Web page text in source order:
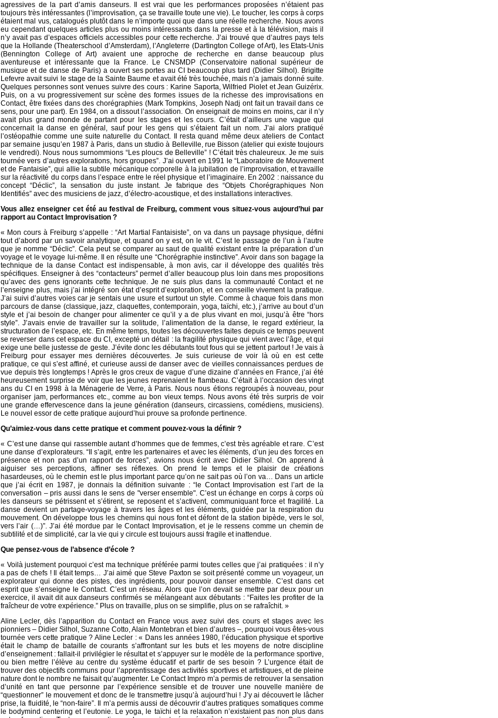
agressives de la part d’amis danseurs. Il est vrai que les performances proposées n’étaient pas
toujours très intéressantes (l’improvisation, ça se travaille toute une vie). Le toucher, les corps à corps
étaient mal vus, catalogués plutôt dans le n’importe quoi que dans une réelle recherche. Nous avons
eu cependant quelques articles plus ou moins intéressants dans la presse et à la télévision, mais il
n’y avait pas d’espaces officiels accessibles pour cette recherche. J’ai trouvé que d’autres pays tels
que la Hollande (Theaterschool d’Amsterdam), l’Angleterre (Dartington College of Art), les Etats-Unis
(Bennington College of Art) avaient une approche de recherche en danse beaucoup plus
aventureuse et intéressante que la France. Le CNSMDP (Conservatoire national supérieur de
musique et de danse de Paris) a ouvert ses portes au CI beaucoup plus tard (Didier Silhol). Brigitte
Lefevre avait suivi le stage de la Sainte Baume et avait été très touchée, mais n’a jamais donné suite.
Quelques personnes sont venues suivre des cours : Karine Saporta, Wilfried Piolet et Jean Guizérix.
Puis, on a vu progressivement sur scène des formes issues de la richesse des improvisations en
Contact, être fixées dans des chorégraphies (Mark Tompkins, Joseph Nadj ont fait un travail dans ce
sens, pour une part). En 1984, on a dissout l’association. On enseignait de moins en moins, car il n’y
avait plus grand monde de partant pour les stages et les cours. C’était d’ailleurs une vague qui
concernait la danse en général, sauf pour les gens qui s’étaient fait un nom. J’ai alors pratiqué
l’ostéopathie comme une suite naturelle du Contact. Il resta quand même deux ateliers de Contact
par semaine jusqu’en 1987 à Paris, dans un studio à Belleville, rue Bisson (atelier qui existe toujours
le vendredi). Nous nous surnommions “Les ploucs de Belleville” ! C’était très chaleureux. Je me suis
tournée vers d’autres explorations, hors groupes”. J’ai ouvert en 1991 le “Laboratoire de Mouvement
et de Fantaisie”, qui allie la subtile mécanique corporelle à la jubilation de l’improvisation, et travaille
sur la réactivité du corps dans l’espace entre le réel physique et l’imaginaire. En 2002 : naissance du
concept “Déclic”, la sensation du juste instant. Je fabrique des “Objets Chorégraphiques Non
Identifiés” avec des musiciens de jazz, d’électro-acoustique, et des installations interactives.
Vous allez enseigner cet été au festival de Freiburg, comment vous situez-vous aujourd’hui par
rapport au Contact Improvisation ?
« Mon cours à Freiburg s’appelle : “Art Martial Fantaisiste”, on va dans un paysage physique, défini
tout d’abord par un savoir analytique, et quand on y est, on le vit. C’est le passage de l’un à l’autre
que je nomme “Déclic”. Cela peut se comparer au saut de qualité existant entre la préparation d’un
voyage et le voyage lui-même. Il en résulte une “Chorégraphie instinctive”. Avoir dans son bagage la
technique de la danse Contact est indispensable, à mon avis, car il développe des qualités très
spécifiques. Enseigner à des “contacteurs” permet d’aller beaucoup plus loin dans mes propositions
qu’avec des gens ignorants cette technique. Je ne suis plus dans la communauté Contact et ne
l’enseigne plus, mais j’ai intégré son état d’esprit d’exploration, et en conseille vivement la pratique.
J’ai suivi d’autres voies car je sentais une usure et surtout un style. Comme à chaque fois dans mon
parcours de danse (classique, jazz, claquettes, contemporain, yoga, taïchi, etc.), j’arrive au bout d’un
style et j’ai besoin de changer pour alimenter ce qu’il y a de plus vivant en moi, jusqu’à être “hors
style”. J’avais envie de travailler sur la solitude, l’alimentation de la danse, le regard extérieur, la
structuration de l’espace, etc. En même temps, toutes les découvertes faites depuis ce temps peuvent
se reverser dans cet espace du CI, excepté un détail : la fragilité physique qui vient avec l’âge, et qui
exige une belle justesse de geste. J’évite donc les débutants tout fous qui se jettent partout ! Je vais à
Freiburg pour essayer mes dernières découvertes. Je suis curieuse de voir là où en est cette
pratique, ce qui s’est affiné, et curieuse aussi de danser avec de vieilles connaissances perdues de
vue depuis très longtemps ! Après le gros creux de vague d’une dizaine d’années en France, j’ai été
heureusement surprise de voir que les jeunes reprenaient le flambeau. C’était à l’occasion des vingt
ans du CI en 1998 à la Ménagerie de Verre, à Paris. Nous nous étions regroupés à nouveau, pour
organiser jam, performances etc., comme au bon vieux temps. Nous avons été très surpris de voir
une grande effervescence dans la jeune génération (danseurs, circassiens, comédiens, musiciens).
Le nouvel essor de cette pratique aujourd’hui prouve sa profonde pertinence.
Qu’aimiez-vous dans cette pratique et comment pouvez-vous la définir ?
« C’est une danse qui rassemble autant d’hommes que de femmes, c’est très agréable et rare. C’est
une danse d’explorateurs. “Il s’agit, entre les partenaires et avec les éléments, d’un jeu des forces en
présence et non pas d’un rapport de forces”, avions nous écrit avec Didier Silhol. On apprend à
aiguiser ses perceptions, affiner ses réflexes. On prend le temps et le plaisir de créations
hasardeuses, où le chemin est le plus important parce qu’on ne sait pas où l’on va… Dans un article
que j’ai écrit en 1987, je donnais la définition suivante : “le Contact Improvisation est l’art de la
conversation – pris aussi dans le sens de "verser ensemble". C’est un échange en corps à corps où
les danseurs se pétrissent et s’étirent, se reposent et s’activent, communiquant force et fragilité. La
danse devient un partage-voyage à travers les âges et les éléments, guidée par la respiration du
mouvement. On développe tous les chemins qui nous font et défont de la station bipède, vers le sol,
vers l’air (…)”. J’ai été mordue par le Contact Improvisation, et je le ressens comme un chemin de
subtilité et de simplicité, car la vie qui y circule est toujours aussi fragile et inattendue.
Que pensez-vous de l’absence d’école ?
« Voilà justement pourquoi c’est ma technique préférée parmi toutes celles que j’ai pratiquées : il n’y
a pas de chefs ! Il était temps… J’ai aimé que Steve Paxton se soit présenté comme un voyageur, un
explorateur qui donne des pistes, des ingrédients, pour pouvoir danser ensemble. C’est dans cet
esprit que s’enseigne le Contact. C’est un réseau. Alors que l’on devait se mettre par deux pour un
exercice, il avait dit aux danseurs confirmés se mélangeant aux débutants : “Faites les profiter de la
fraîcheur de votre expérience.” Plus on travaille, plus on se simplifie, plus on se rafraîchit. »
Aline Lecler, dès l’apparition du Contact en France vous avez suivi des cours et stages avec les
pionniers – Didier Silhol, Suzanne Cotto, Alain Montebran et bien d’autres –, pourquoi vous êtes-vous
tournée vers cette pratique ? Aline Lecler : « Dans les années 1980, l’éducation physique et sportive
était le champ de bataille de courants s’affrontant sur les buts et les moyens de notre discipline
d’enseignement : fallait-il privilégier le résultat et s’appuyer sur le modèle de la performance sportive,
ou bien mettre l’élève au centre du système éducatif et partir de ses besoin ? L’urgence était de
trouver des objectifs communs pour l’apprentissage des activités sportives et artistiques, et de pleine
nature dont le nombre ne faisait qu’augmenter. Le Contact Impro m’a permis de retrouver la sensation
d’unité en tant que personne par l’expérience sensible et de trouver une nouvelle manière de
“questionner” le mouvement et donc de le transmettre jusqu’à aujourd’hui ! J’y ai découvert le lâcher
prise, la fluidité, le “non-faire”. Il m’a permis aussi de découvrir d’autres pratiques somatiques comme
le bodymind centering et l’eutonie. Le yoga, le taïchi et la relaxation n’existaient pas non plus dans